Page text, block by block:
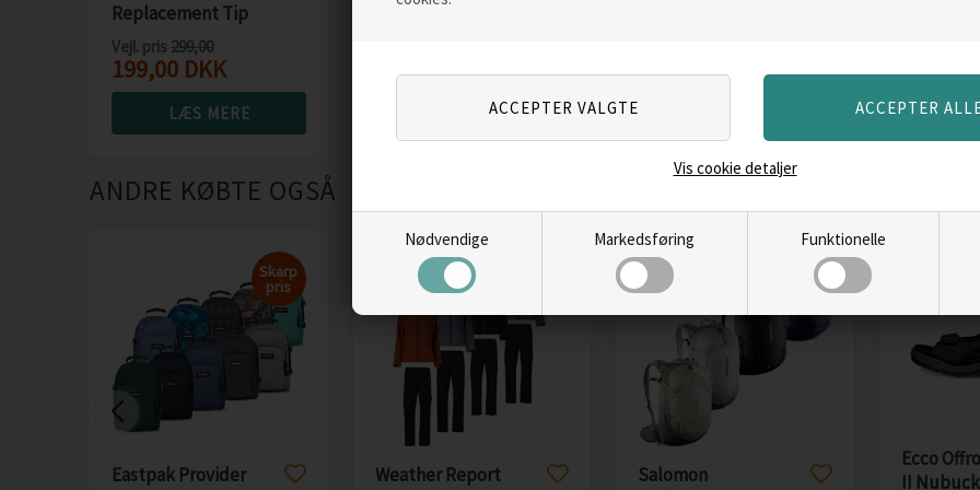
Nødvendige Markedsføring Funktionelle
Vis cookie detaljer
Replacement Tip
Vejl. pris 299,00
199,00 DKK
LÆS MERE
159,00DKK
LÆS MERE
259,00DKK 239,00
ANDRE KØBTE OGSÅ
Skarp
pris
Eastpak Provider
Weather Report
Skarp
pris
Salomon
Ecco
II